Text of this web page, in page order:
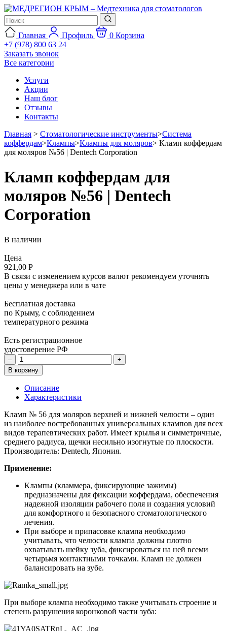
Главная Профиль 0 Корзина
+7 (978) 800 63 24
Заказать звонок
Все категории
Услуги
Акции
Наш блог
Отзывы
Контакты
Главная > Стоматологические инструменты>Система
коффердам>Клампы>Клампы для моляров> Кламп коффердам
для моляров №56 | Dentech Corporation
Кламп коффердам для
моляров №56 | Dentech
Corporation
В наличии
Цена
921,00 Р
В связи с изменением курсов валют рекомендуем уточнять
цены у менеджера или в чате
Бесплатная доставка
по Крыму, с соблюдением
температурного режима
Есть регистрационное
удостоверение РФ
–
+
В корзину
Описание
Характеристики
Кламп № 56 для моляров верхней и нижней челюсти – один
из наиболее востребованных универсальных клампов для всех
видов терапевтических работ. Имеет крылья и симметричные,
среднего радиуса, щечки несильно изогнутые по плоскости.
Производитель: Dentech, Япония.
Применение:
Клампы (кламмера, фиксирующие зажимы)
предназначены для фиксации коффердама, обеспечения
надежной изоляции рабочего поля и создания условий
для комфортного и безопасного стоматологического
лечения.
При выборе и припасовке клампа необходимо
учитывать, что челюсти клампа должны плотно
охватывать шейку зуба, фиксироваться на ней всеми
четырьмя контактными точками. Кламп не должен
балансировать на зубе.
При выборе клампа необходимо также учитывать строение и
степень разрушения коронковой части зуба: